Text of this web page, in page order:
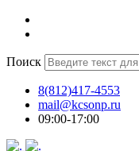
Поиск
8(812)417-4553
mail@kcsonp.ru
09:00-17:00